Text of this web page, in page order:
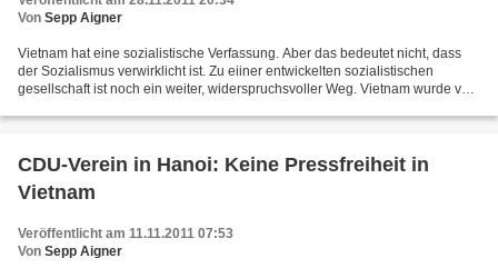
Von Sepp Aigner
Vietnam hat eine sozialistische Verfassung. Aber das bedeutet nicht, dass
der Sozialismus verwirklicht ist. Zu eiiner entwickelten sozialistischen
gesellschaft ist noch ein weiter, widerspruchsvoller Weg. Vietnam wurde von
CDU-Verein in Hanoi: Keine Pressfreiheit in
Vietnam
Veröffentlicht am 11.11.2011 07:53
Von Sepp Aigner